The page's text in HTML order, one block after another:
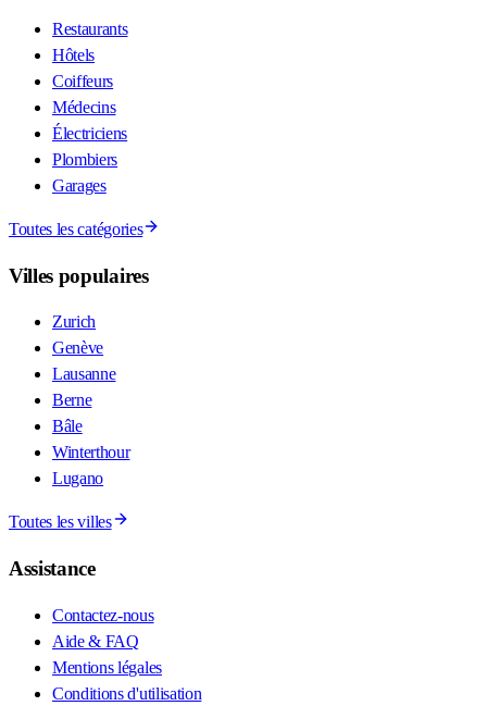
Restaurants
Hôtels
Coiffeurs
Médecins
Électriciens
Plombiers
Garages
Toutes les catégories
Villes populaires
Zurich
Genève
Lausanne
Berne
Bâle
Winterthour
Lugano
Toutes les villes
Assistance
Contactez-nous
Aide & FAQ
Mentions légales
Conditions d'utilisation